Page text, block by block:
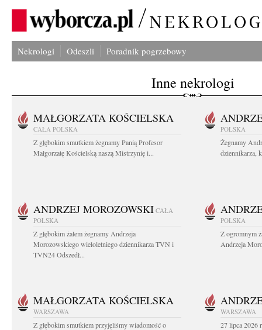
Nekrologi Odeszli Poradnik pogrzebowy
Inne nekrologi
MAŁGORZATA KOŚCIELSKA
CAŁA POLSKA
Z głębokim smutkiem żegnamy Panią Profesor
Małgorzatę Kościelską naszą Mistrzynię i...
POLSKA
Żegnamy
dziennikarza,
ANDRZEJ MOROZOWSKI CAŁA
POLSKA
Z głębokim żalem żegnamy Andrzeja
Morozowskiego wieloletniego dziennikarza TVN i
TVN24 Odszedł...
POLSKA
Z ogromnym
Andrzeja
MAŁGORZATA KOŚCIELSKA
WARSZAWA
Z głębokim smutkiem przyjęliśmy wiadomość o
WARSZAWA
27 lipca 2026